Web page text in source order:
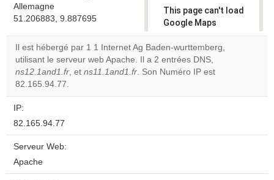
Allemagne
51.206883, 9.887695
This page can't load
Google Maps
correctly.
Do you
own this
Il est hébergé par 1 1 Internet Ag Baden-wurttemberg,
utilisant le serveur web Apache. Il a 2 entrées DNS,
ns12.1and1.fr, et ns11.1and1.fr. Son Numéro IP est
82.165.94.77.
IP:
82.165.94.77
Serveur Web:
Apache